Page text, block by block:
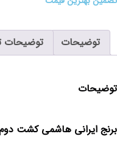
توضیحات توضیحات
توضیحات
برنج ایرانی هاشمی کشت دوم با